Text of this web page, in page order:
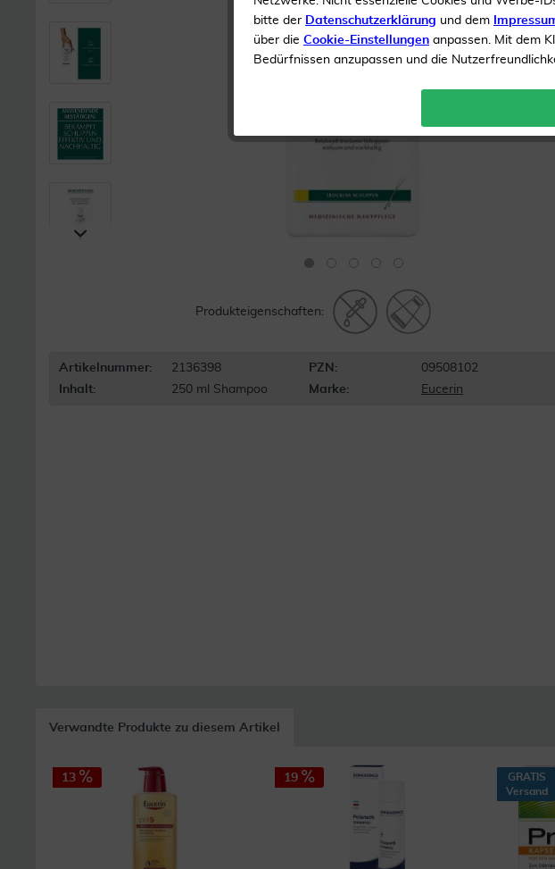
Produkteigenschaften:
Artikelnummer: 2136398 PZN:
09508102
Inhalt:
250 ml Shampoo Marke: Eucerin
Verwandte Produkte zu diesem Artikel
13 19
GRATIS
Versand
bitte der Datenschutzerklärung und dem
über die Cookie-Einstellungen anpassen. Mit dem
Bedürfnissen anzupassen und die